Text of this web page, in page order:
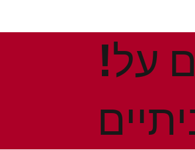
!הנחות ומבצעים חמים על